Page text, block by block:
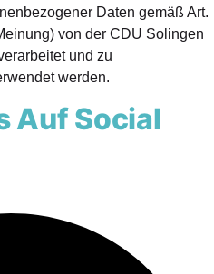
Daten gemäß Art.
von der CDU Solingen
und zu
werden.
Auf Social